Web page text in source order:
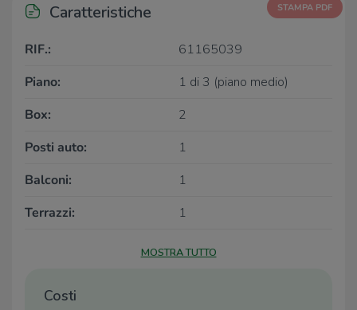
Caratteristiche STAMPA PDF
RIF.:
61165039
Piano:
1 di 3 (piano medio)
Box:
2
Posti auto:
1
Balconi:
1
Terrazzi:
1
MOSTRA TUTTO
Costi